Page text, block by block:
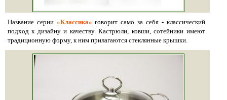
Название серии «Классика» говорит само за себя - классический
подход к дизайну и качеству. Кастрюли, ковши, сотейники имеют
традиционную форму, к ним прилагаются стеклянные крышки.